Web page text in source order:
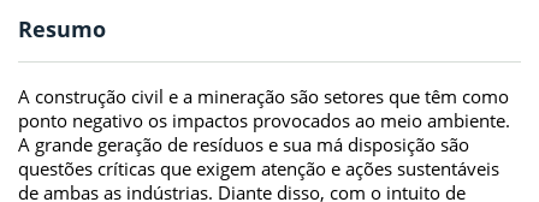
Resumo
A construção civil e a mineração são setores que têm como
ponto negativo os impactos provocados ao meio ambiente.
A grande geração de resíduos e sua má disposição são
questões críticas que exigem atenção e ações sustentáveis
de ambas as indústrias. Diante disso, com o intuito de